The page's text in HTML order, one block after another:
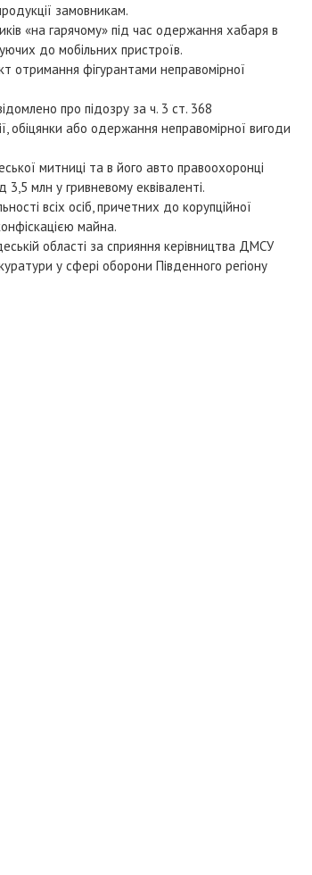
замовникам.
«на гарячому» під час одержання хабаря в
до мобільних пристроїв.
отримання фігурантами неправомірної
про підозру за ч. 3 ст. 368
обіцянки або одержання неправомірної вигоди
митниці та в його авто правоохоронці
3,5 млн у гривневому еквіваленті.
всіх осіб, причетних до корупційної
майна.
області за сприяння керівництва ДМСУ
у сфері оборони Південного регіону